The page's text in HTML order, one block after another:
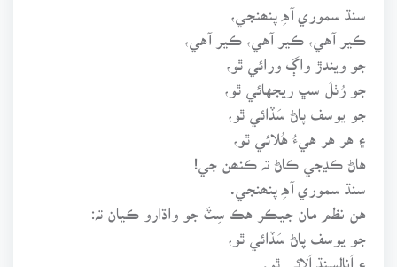
سنڌ سموري آهِ پنھنجي،
ڪير آهي، ڪير آهي، ڪير آهي،
جو ويندڙ واڳ ورائي ٿو،
جو رُٺلَ سڀ ريجهائي ٿو،
جو يوسف پاڻ سَڏائي ٿو،
۽ هر هر هيءُ هُلائي ٿو،
هاڻ ڪڍجي ڪاڻ تہ ڪنھن جي!
سنڌ سموري آهِ پنھنجي.
هن نظم مان جيڪر هڪ سِٽَ جو واڌارو ڪيان تہ:
جو يوسف پاڻ سَڏائي ٿو،
۽ اَنالسنڌ اَلائي ٿو.